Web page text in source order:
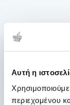
Αυτή η
περιεχομένου